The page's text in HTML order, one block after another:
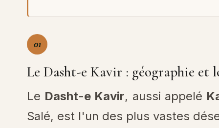
01
Le Dasht-e Kavir : géographie et
Le Dasht-e Kavir, aussi appelé
Salé, est l'un des plus vastes